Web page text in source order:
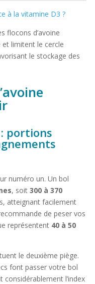
à la vitamine D3 ?
flocons d’avoine
et limitent le cercle
le stockage des
portions
numéro un. Un bol
, soit 300 à 370
atteignant facilement
de peser vos
représentent 40 à 50
le deuxième piège.
font passer votre bol
considérablement l’index